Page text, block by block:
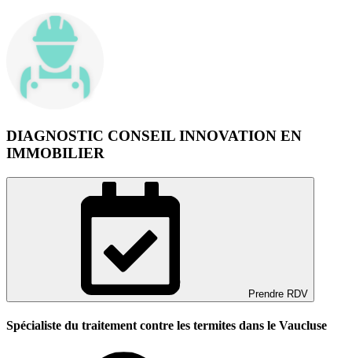
DIAGNOSTIC CONSEIL INNOVATION EN
IMMOBILIER
Prendre RDV
Spécialiste du traitement contre les termites dans le Vaucluse